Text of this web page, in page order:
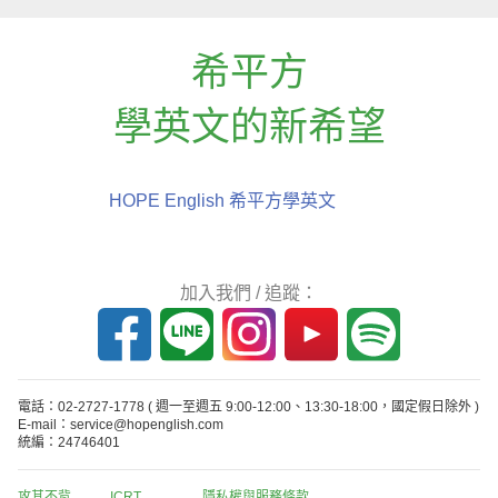
希平方
學英文的新希望
HOPE English 希平方學英文
加入我們 / 追蹤：
電話：02-2727-1778 ( 週一至週五 9:00-12:00、13:30-18:00，國定假日除外 )
E-mail：service@hopenglish.com
統編：24746401